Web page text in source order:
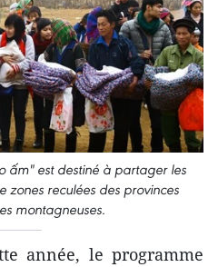
ấm" est destiné à partager les
zones reculées des provinces
montagneuses.
année, le programme